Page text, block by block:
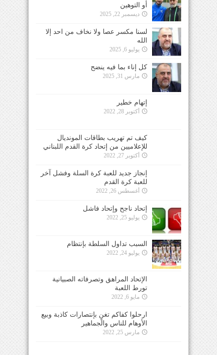
أو التوهين
ديسمبر 22, 2025
لسنا مكسر عصا ولا نخاف من احد إلا
الله
يوليو 6, 2025
كل إناء بما فيه ينضح
مارس 31, 2025
إتهام خطير
أكتوبر 28, 2022
كيف تم تهريب بطاقات المونديال
للإعلاميين من إتحاد كرة القدم اللبناني
أكتوبر 27, 2022
إنجاز جديد للعبة كرة السلة وفشل آخر
للعبة كرة القدم
أغسطس 26, 2022
إتحاد ناجح وإتحاد فاشل
يوليو 25, 2022
السبب تداول السلطة بإنتظام
يوليو 24, 2022
الإتحاد المراهق وتصرفاته الصبيانية
تورط اللعبة
مايو 6, 2022
ارحلوا كفاكم تغنٍ بإنتصارات كاذبة وبيع
الأوهام للناس والجماهير
مارس 25, 2022